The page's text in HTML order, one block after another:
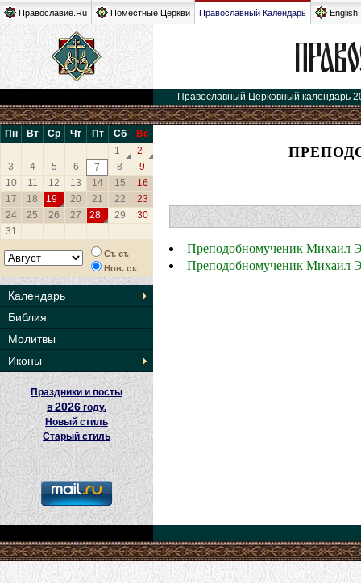
Православие.Ru Поместные Церкви Православный Календарь English
Православный Церковный календарь
Пн Вт Ср Чт Пт Сб
Вс
1
2
3
4 5 6 7 8
9
10
11 12 13 14 15
16
17
18 19 20 21 22
23
24
25 26 27 28 29
30
31
Ст. ст.
Нов. ст.
Календарь
Библия
Молитвы
Иконы
Праздники и посты
в2026 году.
Новый стиль
Старый стиль
Преподобномученик Михаил
Преподобномученик Михаил